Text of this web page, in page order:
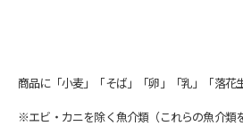
商品に「小麦」「そば」「卵」「乳」「落花
※エビ・カニを除く魚介類（これらの魚介類